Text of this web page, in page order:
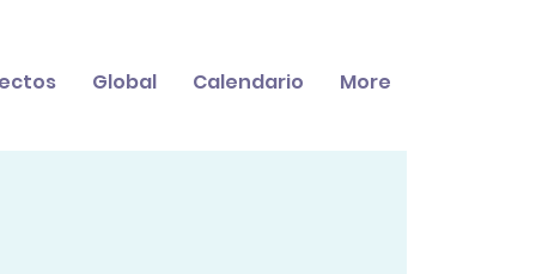
Global Calendario More